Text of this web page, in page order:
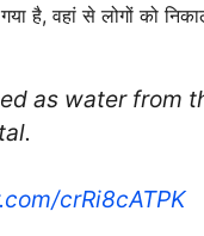
है, वहां से लोगों को
as water from
crRi8cATPK